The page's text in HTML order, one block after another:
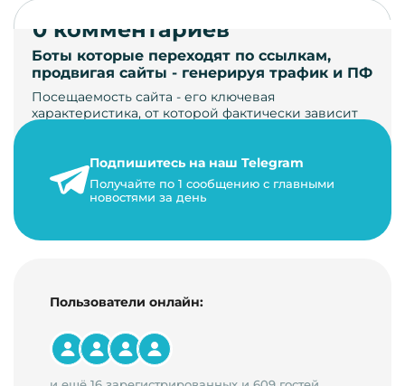
Боты которые переходят по ссылкам,
продвигая сайты - генерируя трафик и ПФ
Посещаемость сайта - его ключевая
характеристика, от которой фактически зависит
22 мая 2024 г.
9 минут на чтение
0 комментариев
Подпишитесь на наш Telegram
Получайте по 1 сообщению с главными
новостями за день
Пользователи онлайн: